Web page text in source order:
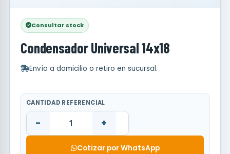
Consultar stock
Condensador Universal 14x18
Envío a domicilio o retiro en sucursal.
CANTIDAD REFERENCIAL
- +
Cotizar por WhatsApp